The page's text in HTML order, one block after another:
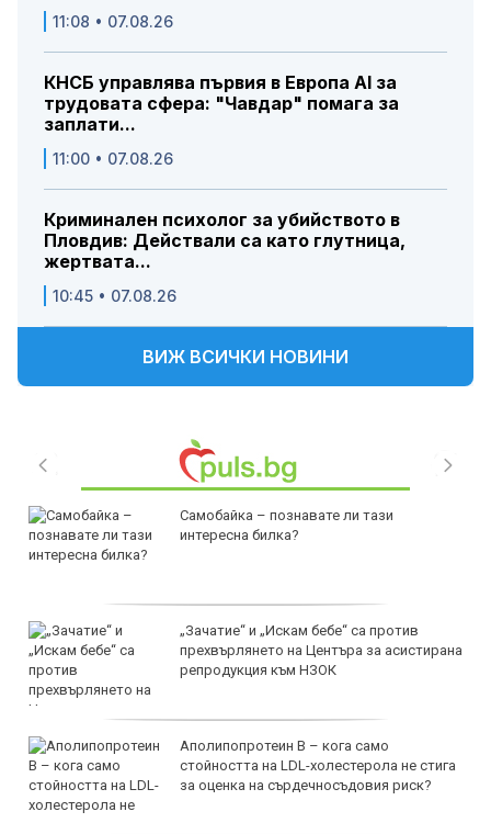
11:08 • 07.08.26
КНСБ управлява първия в Европа AI за
трудовата сфера: "Чавдар" помага за
заплати...
11:00 • 07.08.26
Криминален психолог за убийството в
Пловдив: Действали са като глутница,
жертвата...
10:45 • 07.08.26
ВИЖ ВСИЧКИ НОВИНИ
Самобайка – познавате ли тази
интересна билка?
„Зачатие“ и „Искам бебе“ са против
прехвърлянето на Центъра за асистирана
репродукция към НЗОК
Аполипопротеин B – кога само
стойността на LDL-холестерола не стига
за оценка на сърдечносъдовия риск?